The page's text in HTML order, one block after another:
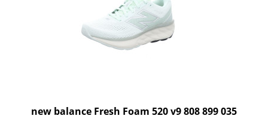
new balance Fresh Foam 520 v9 808 899 035